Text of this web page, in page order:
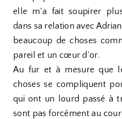
elle m'a fait soupirer
dans sa relation avec
beaucoup de choses
pareil et un cœur d'or.
Au fur et à mesure que
choses se compliquent
qui ont un lourd passé à
sont pas forcément au